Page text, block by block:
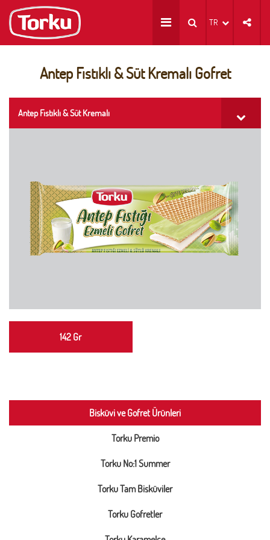
TR
Antep Fıstıklı & Süt Kremalı Gofret
Antep Fıstıklı & Süt Kremalı
142 Gr
Bisküvi ve Gofret Ürünleri
Torku Premio
Torku No:1 Summer
Torku Tam Bisküviler
Torku Gofretler